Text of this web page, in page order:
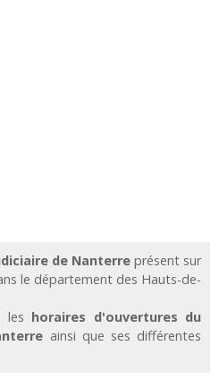
de Nanterre présent sur
le département des Hauts-de-
les horaires d'ouvertures du
ainsi que ses différentes